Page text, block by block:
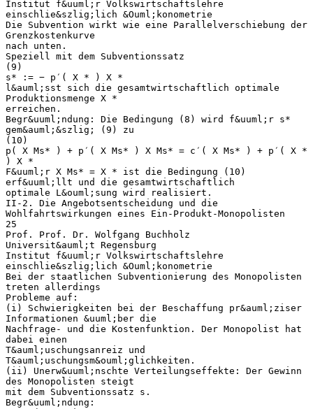
Institut f&uuml;r Volkswirtschaftslehre
einschlie&szlig;lich &Ouml;konometrie
Die Subvention wirkt wie eine Parallelverschiebung der
Grenzkostenkurve
nach unten.
Speziell mit dem Subventionssatz
(9)
s* := − p′( X * ) X *
l&auml;sst sich die gesamtwirtschaftlich optimale
Produktionsmenge X *
erreichen.
Begr&uuml;ndung: Die Bedingung (8) wird f&uuml;r s*
gem&auml;&szlig; (9) zu
(10)
p( X Ms* ) + p′( X Ms* ) X Ms* = c′( X Ms* ) + p′( X *
) X *
F&uuml;r X Ms* = X * ist die Bedingung (10)
erf&uuml;llt und die gesamtwirtschaftlich
optimale L&ouml;sung wird realisiert.
II-2. Die Angebotsentscheidung und die
Wohlfahrtswirkungen eines Ein-Produkt-Monopolisten
25
Prof. Prof. Dr. Wolfgang Buchholz
Universit&auml;t Regensburg
Institut f&uuml;r Volkswirtschaftslehre
einschlie&szlig;lich &Ouml;konometrie
Bei der staatlichen Subventionierung des Monopolisten
treten allerdings
Probleme auf:
(i) Schwierigkeiten bei der Beschaffung pr&auml;ziser
Informationen &uuml;ber die
Nachfrage- und die Kostenfunktion. Der Monopolist hat
dabei einen
T&auml;uschungsanreiz und
T&auml;uschungsm&ouml;glichkeiten.
(ii) Unerw&uuml;nschte Verteilungseffekte: Der Gewinn
des Monopolisten steigt
mit dem Subventionssatz s.
Begr&uuml;ndung: